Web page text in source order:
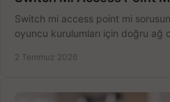
Switch mi access point mi
oyuncu kurulumları için doğru ağ
2 Temmuz 2026